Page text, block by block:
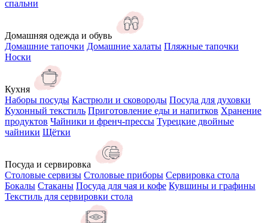
спальни
Домашняя одежда и обувь
Домашние тапочки Домашние халаты Пляжные тапочки
Носки
Кухня
Наборы посуды Кастрюли и сковороды Посуда для духовки
Кухонный текстиль Приготовление еды и напитков Хранение
продуктов Чайники и френч-прессы Турецкие двойные
чайники Щётки
Посуда и сервировка
Столовые сервизы Столовые приборы Сервировка стола
Бокалы Стаканы Посуда для чая и кофе Кувшины и графины
Текстиль для сервировки стола